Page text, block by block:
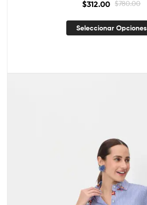
$780.00
$312.00
Seleccionar Opciones